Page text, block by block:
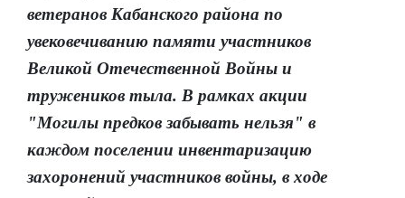
ветеранов Кабанского района по
увековечиванию памяти участников
Великой Отечественной Войны и
тружеников тыла. В рамках акции
"Могилы предков забывать нельзя" в
каждом поселении инвентаризацию
захоронений участников войны, в ходе